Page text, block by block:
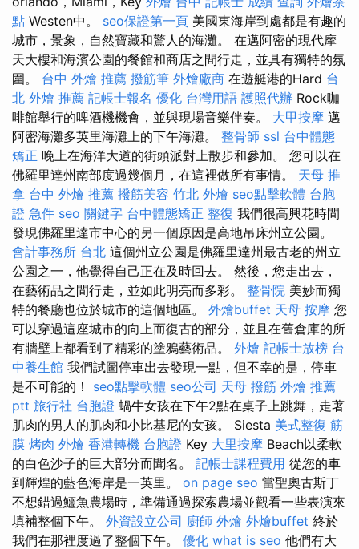
點 Westen中。 seo保證第一頁 美國東海岸到處都是有趣的
城市，景象，自然寶藏和驚人的海灘。 在邁阿密的現代摩
天大樓和海濱公園的餐館和商店之間行走，並具有獨特的氛
圍。 台中 外燴 推薦 撥筋筆 外燴廠商 在遊艇港的Hard 台
北 外燴 推薦 記帳士報名 優化 台灣用語 護照代辦 Rock咖
啡館舉行的啤酒機機會，並與現場音樂伴奏。 大甲按摩 邁
阿密海灘多英里海灘上的下午海灘。 整骨師 ssl 台中體態
矯正 晚上在海洋大道的街頭派對上散步和參加。 您可以在
佛羅里達州南部度過幾個月，在這裡做所有事情。 天母 推
拿 台中 外燴 推薦 撥筋美容 竹北 外燴 seo點擊軟體 台胞
證 急件 seo 關鍵字 台中體態矯正 整復 我們很高興花時間
發現佛羅里達市中心的另一個原因是高地吊床州立公園。
會計事務所 台北 這個州立公園是佛羅里達州最古老的州立
公園之一，他覺得自己正在及時回去。 然後，您走出去，
在藝術品之間行走，並如此明亮而多彩。 整骨院 美妙而獨
特的餐廳也位於城市的這個地區。 外燴buffet 天母 按摩 您
可以穿過這座城市的向上而復古的部分，並且在舊倉庫的所
有牆壁上都看到了精彩的塗鴉藝術品。 外燴 記帳士放榜 台
中養生館 我們試圖停車出去發現一點，但不幸的是，停車
是不可能的！ seo點擊軟體 seo公司 天母 撥筋 外燴 推薦
ptt 旅行社 台胞證 蝸牛女孩在下午2點在桌子上跳舞，走著
肌肉的男人的肌肉和小比基尼的女孩。 Siesta 美式整復 筋
膜 烤肉 外燴 香港轉機 台胞證 Key 大里按摩 Beach以柔軟
的白色沙子的巨大部分而聞名。 記帳士課程費用 從您的車
到輝煌的藍色海岸是一英里。 on page seo 當聖奧古斯丁
不想錯過鱷魚農場時，準備通過探索農場並觀看一些表演來
填補整個下午。 外資設立公司 廚師 外燴 外燴buffet 終於
我們在那裡度過了整個下午。 優化 what is seo 他們有大